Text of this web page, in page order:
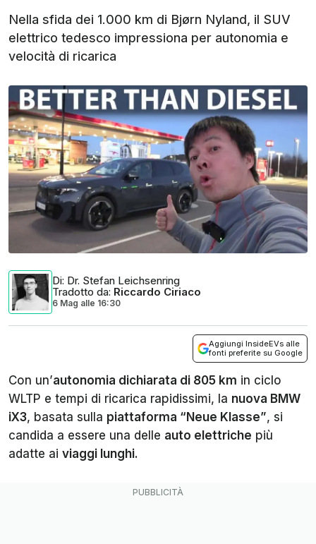
Nella sfida dei 1.000 km di Bjørn Nyland, il SUV
elettrico tedesco impressiona per autonomia e
velocità di ricarica
Di: Dr. Stefan Leichsenring
Tradotto da: Riccardo Ciriaco
6 Mag alle 16:30
Aggiungi InsideEVs alle
fonti preferite su Google
Con un’autonomia dichiarata di 805 km in ciclo
WLTP e tempi di ricarica rapidissimi, la nuova BMW
iX3, basata sulla piattaforma “Neue Klasse”, si
candida a essere una delle auto elettriche più
adatte ai viaggi lunghi.